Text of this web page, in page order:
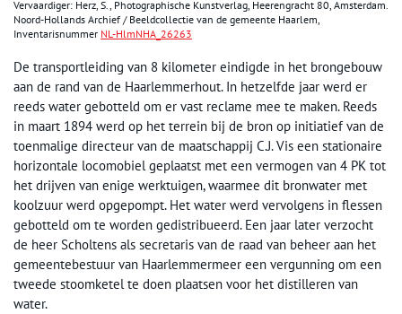
Vervaardiger: Herz, S., Photographische Kunstverlag, Heerengracht 80, Amsterdam.
Noord-Hollands Archief / Beeldcollectie van de gemeente Haarlem,
Inventarisnummer NL-HlmNHA_26263
De transportleiding van 8 kilometer eindigde in het brongebouw
aan de rand van de Haarlemmerhout. In hetzelfde jaar werd er
reeds water gebotteld om er vast reclame mee te maken. Reeds
in maart 1894 werd op het terrein bij de bron op initiatief van de
toenmalige directeur van de maatschappij C.J. Vis een stationaire
horizontale locomobiel geplaatst met een vermogen van 4 PK tot
het drijven van enige werktuigen, waarmee dit bronwater met
koolzuur werd opgepompt. Het water werd vervolgens in flessen
gebotteld om te worden gedistribueerd. Een jaar later verzocht
de heer Scholtens als secretaris van de raad van beheer aan het
gemeentebestuur van Haarlemmermeer een vergunning om een
tweede stoomketel te doen plaatsen voor het distilleren van
water.